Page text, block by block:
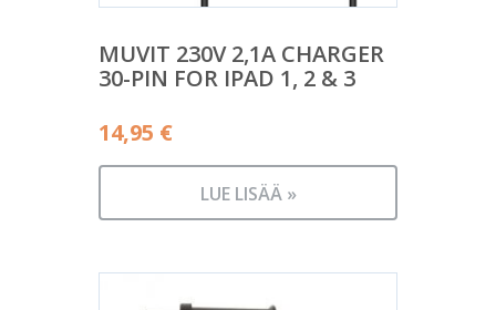
MUVIT 230V 2,1A CHARGER
30-PIN FOR IPAD 1, 2 & 3
14,95 €
LUE LISÄÄ »